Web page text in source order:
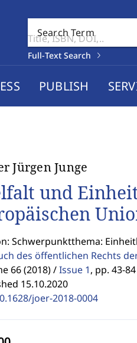
Search Term
Full-Text Search
PUBLISH
Jürgen Junge
und
Schwerpunktthema:
des öffentlichen Rechts
66 (2018) / Issue 1, pp. 43-
15.10.2020
joer-2018-0004